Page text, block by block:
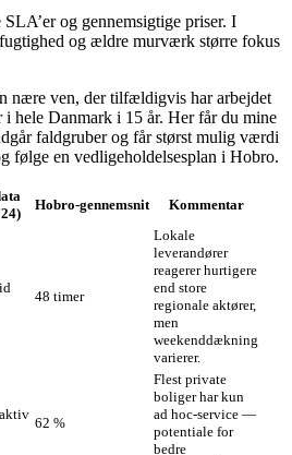
og gennemsigtige priser. I
og ældre murværk større fokus
ven, der tilfældigvis har arbejdet
i hele Danmark i 15 år. Her får du mine
faldgruber og får størst mulig værdi
følge en vedligeholdelsesplan i Hobro.
Hobro‑gennemsnit Kommentar
48 timer
Lokale
leverandører
reagerer hurtigere
end store
regionale aktører,
men
weekenddækning
varierer.
62 %
Flest private
boliger har kun
ad hoc‑service —
potentiale for
bedre